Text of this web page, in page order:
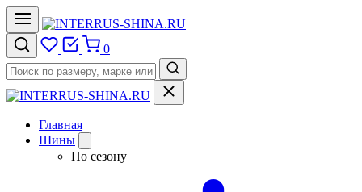
0
Главная
Шины
По сезону